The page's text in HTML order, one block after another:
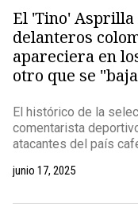
El 'Tino' Asprilla
delanteros
apareciera en
otro que se
El histórico de la
comentarista
atacantes del país
junio 17, 2025